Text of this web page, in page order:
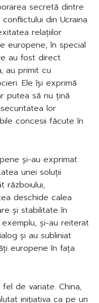
secretă dintre
din Ucraina
relațiilor
europene, în special
au fost direct
au primit cu
Ele își exprimă
putea să nu țină
lor
concesii făcute în
și-au exprimat
unei soluții
războiului,
deschide calea
și stabilitate în
exemplu, și-au reiterat
și au subliniat
europene în fața
de variate. China,
inițiativa ca pe un